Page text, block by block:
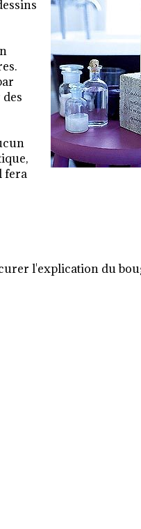
fera
l'explication du